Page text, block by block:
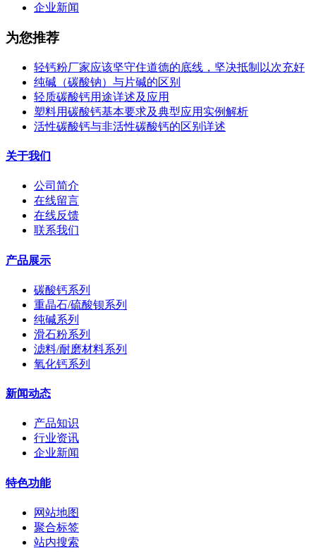
企业新闻
为您推荐
轻钙粉厂家应该坚守住道德的底线，坚决抵制以次充好
纯碱（碳酸钠）与片碱的区别
轻质碳酸钙用途详述及应用
塑料用碳酸钙基本要求及典型应用实例解析
活性碳酸钙与非活性碳酸钙的区别详述
关于我们
公司简介
在线留言
在线反馈
联系我们
产品展示
碳酸钙系列
重晶石/硫酸钡系列
纯碱系列
滑石粉系列
滤料/耐磨材料系列
氧化钙系列
新闻动态
产品知识
行业资讯
企业新闻
特色功能
网站地图
聚合标签
站内搜索